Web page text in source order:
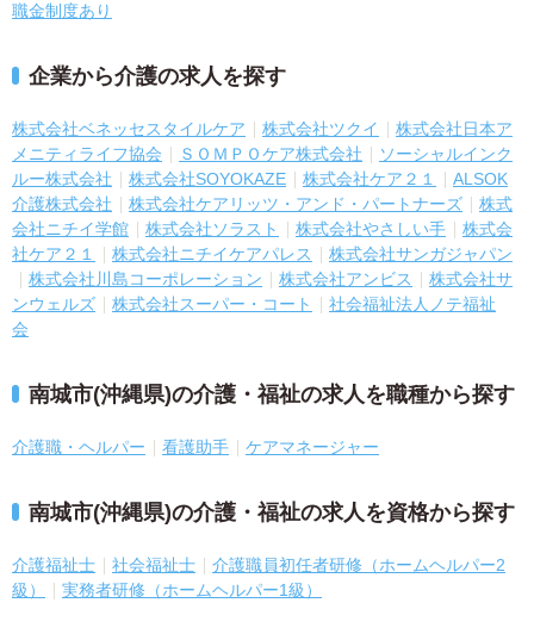
職金制度あり
企業から介護の求人を探す
株式会社ベネッセスタイルケア 株式会社ツクイ
株式会社日本ア
メニティライフ協会
ＳＯＭＰＯケア株式会社
ソーシャルインク
ルー株式会社
株式会社SOYOKAZE 株式会社ケア２１
ALSOK
介護株式会社
株式会社ケアリッツ・アンド・パートナーズ
株式
会社ニチイ学館
株式会社ソラスト 株式会社やさしい手
株式会
社ケア２１
株式会社ニチイケアパレス
株式会社サンガジャパン
株式会社川島コーポレーション
株式会社アンビス
株式会社サ
ンウェルズ
株式会社スーパー・コート
社会福祉法人ノテ福祉
会
南城市(沖縄県)の介護・福祉の求人を職種から探す
介護職・ヘルパー 看護助手 ケアマネージャー
南城市(沖縄県)の介護・福祉の求人を資格から探す
介護福祉士 社会福祉士
介護職員初任者研修（ホームヘルパー2
級）
実務者研修（ホームヘルパー1級）